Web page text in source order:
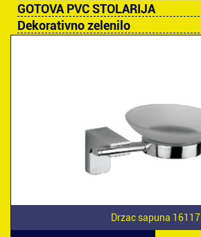
GOTOVA PVC STOLARIJA
Dekorativno zelenilo
Drzac sapuna 16117